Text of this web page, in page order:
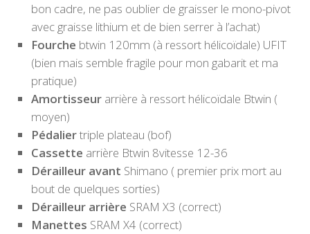
bon cadre, ne pas oublier de graisser le mono-pivot
avec graisse lithium et de bien serrer à l’achat)
Fourche btwin 120mm (à ressort hélicoïdale) UFIT
(bien mais semble fragile pour mon gabarit et ma
pratique)
Amortisseur arrière à ressort hélicoïdale Btwin (
moyen)
Pédaliertriple plateau (bof)
Cassette arrière Btwin 8vitesse 12-36
Dérailleur avant Shimano ( premier prix mort au
bout de quelques sorties)
Dérailleur arrière SRAM X3 (correct)
Manettes SRAM X4 (correct)